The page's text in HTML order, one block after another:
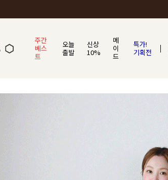
주간
베스
트
오늘
출발
신상
10%
메
이
드
특가!
기획전